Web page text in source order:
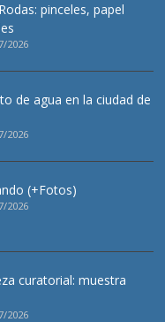
pinceles, papel
2026
de agua en la ciudad de
2026
(+Fotos)
2026
curatorial: muestra
2026